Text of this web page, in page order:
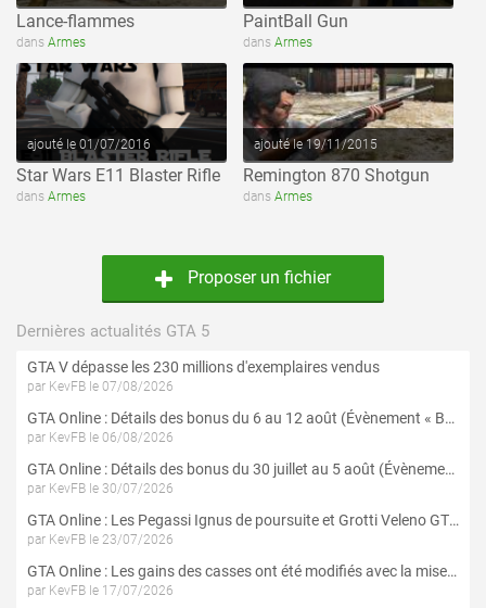
Lance-flammes
dans Armes
PaintBall Gun
dans Armes
voir ce fichier
ajouté le 01/07/2016
Star Wars E11 Blaster Rifle
dans Armes
voir ce fichier
ajouté le 19/11/2015
Remington 870 Shotgun
dans Armes
Proposer un fichier
Dernières actualités GTA 5
GTA V dépasse les 230 millions d'exemplaires vendus
par KevFB le 07/08/2026
GTA Online : Détails des bonus du 6 au 12 août (Évènement « Braquages de l'été » - Suite et fin)
par KevFB le 06/08/2026
GTA Online : Détails des bonus du 30 juillet au 5 août (Évènement « Braquages d'été »)
par KevFB le 30/07/2026
GTA Online : Les Pegassi Ignus de poursuite et Grotti Veleno GT sont maintenant disponibles
par KevFB le 23/07/2026
GTA Online : Les gains des casses ont été modifiés avec la mise à jour « Le Braquage du Kortz Center »
par KevFB le 17/07/2026